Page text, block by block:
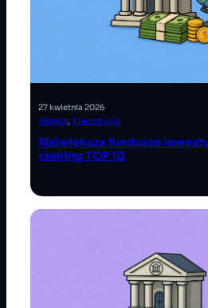
27 kwietnia 2026
Giełda, Inwestycje
Największe fundusze
ranking TOP 10